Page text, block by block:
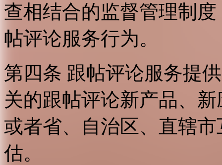
查相结合的监督管理制
帖评论服务行为。
第四条 跟帖评论服务提
关的跟帖评论新产品、
或者省、自治区、直辖
估。